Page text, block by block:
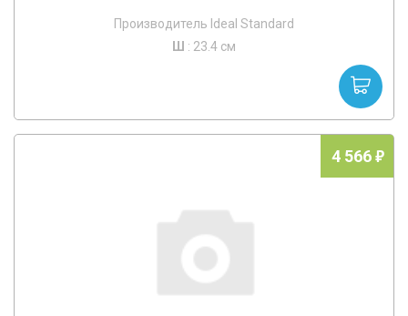
Производитель Ideal Standard
Ш : 23.4 см
4 566